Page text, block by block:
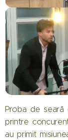
Proba de
printre
au primit